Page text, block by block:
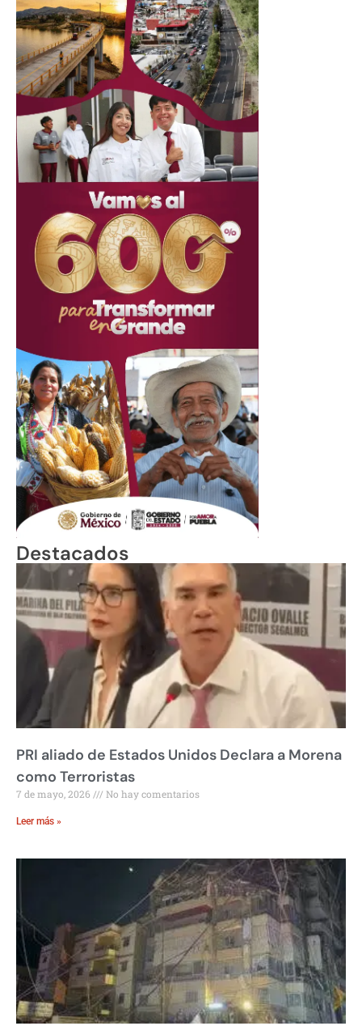
Destacados
PRI aliado de Estados Unidos Declara a Morena
como Terroristas
7 de mayo, 2026 No hay comentarios
Leer más »